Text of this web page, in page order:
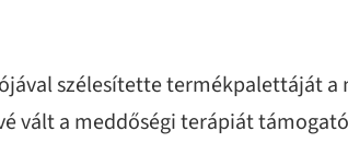
szélesítette termékpalettáját
vált a meddőségi terápiát